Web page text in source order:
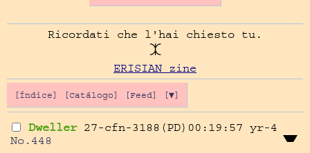
Ricordati che l'hai chiesto tu.
ERISIAN zine
[Índice] [Catálogo] [Feed] [▼]
Dweller 27-cfn-3188(PD)00:19:57 yr-4
No. 448